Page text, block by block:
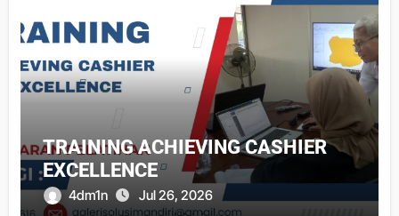
TRAINING ACHIEVING CASHIER
EXCELLENCE
4dm1n Jul 26, 2026